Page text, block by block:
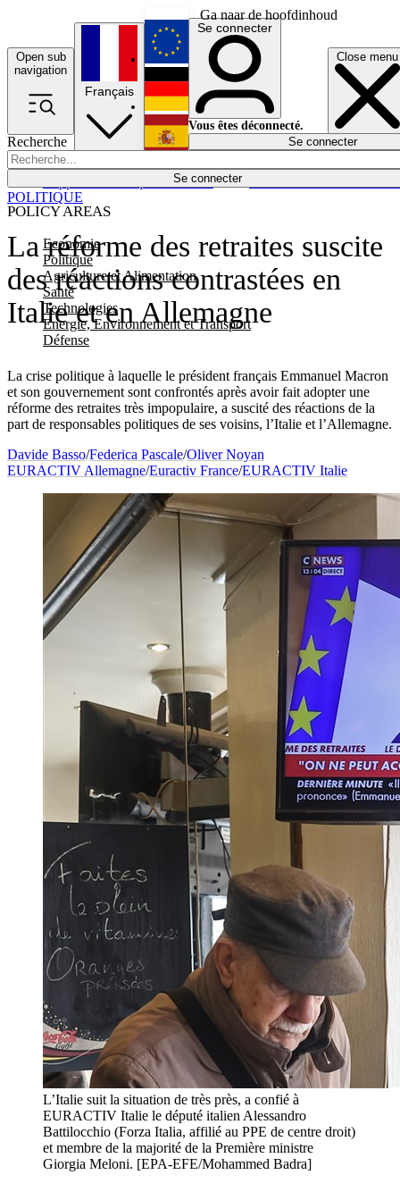
Ga naar de hoofdinhoud
Open sub
navigation
Close menu
Recherche
Se connecter
POLICY AREAS
Economie
Politique
Agriculture et Alimentation
Santé
Technologies
Energie, Environnement et Transport
Défense
Économie
Français
English
Deutsch
Español
Se connecter
Vous êtes déconnecté.
Se connecter
La réforme des retraites suscite
des réactions contrastées en
Italie et en Allemagne
La crise politique à laquelle le président français Emmanuel Macron
et son gouvernement sont confrontés après avoir fait adopter une
réforme des retraites très impopulaire, a suscité des réactions de la
part de responsables politiques de ses voisins, l’Italie et l’Allemagne.
POLITIQUE
Davide Basso/Federica Pascale/Oliver Noyan
EURACTIV Allemagne/Euractiv France/EURACTIV Italie
L’Italie suit la situation de très près, a confié à
EURACTIV Italie le député italien Alessandro
Battilocchio (Forza Italia, affilié au PPE de centre droit)
et membre de la majorité de la Première ministre
Giorgia Meloni. [EPA-EFE/Mohammed Badra]